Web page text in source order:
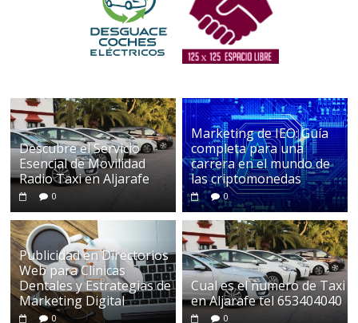
Descubre el Servicio
Esencial de Movilidad
Radio Taxi en Aljarafe
0
Marketing de IEO: Guía
completa para una
carrera en el mundo de
las criptomonedas
0
Publicidad en Directorios
Web para Clinicas
Dentales y Estrategias de
Marketing Digital
0
Cual es el numero de Taxi
en Aljarafe tel 653404040
0